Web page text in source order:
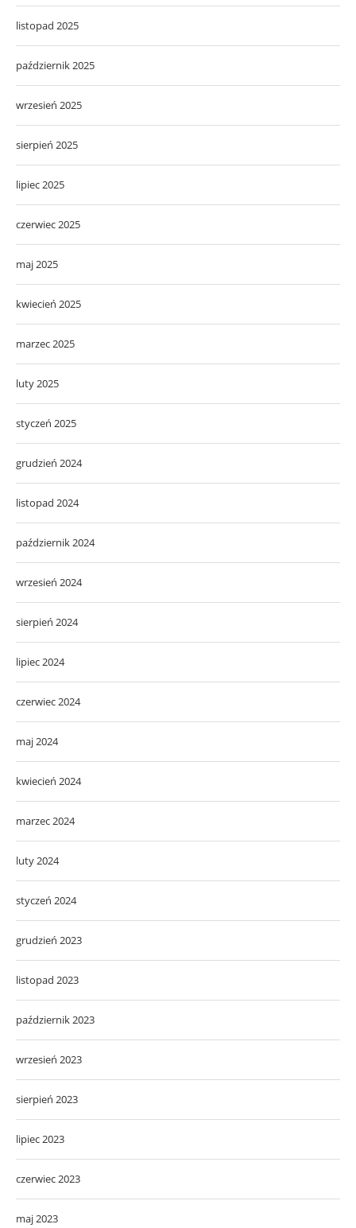
listopad 2025
październik 2025
wrzesień 2025
sierpień 2025
lipiec 2025
czerwiec 2025
maj 2025
kwiecień 2025
marzec 2025
luty 2025
styczeń 2025
grudzień 2024
listopad 2024
październik 2024
wrzesień 2024
sierpień 2024
lipiec 2024
czerwiec 2024
maj 2024
kwiecień 2024
marzec 2024
luty 2024
styczeń 2024
grudzień 2023
listopad 2023
październik 2023
wrzesień 2023
sierpień 2023
lipiec 2023
czerwiec 2023
maj 2023